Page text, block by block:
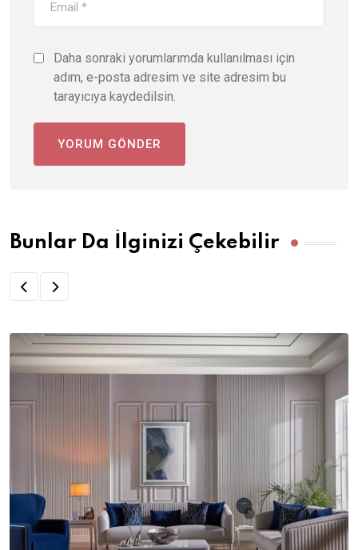
Daha sonraki yorumlarımda kullanılması için
adım, e-posta adresim ve site adresim bu
tarayıcıya kaydedilsin.
Bunlar Da İlginizi Çekebilir